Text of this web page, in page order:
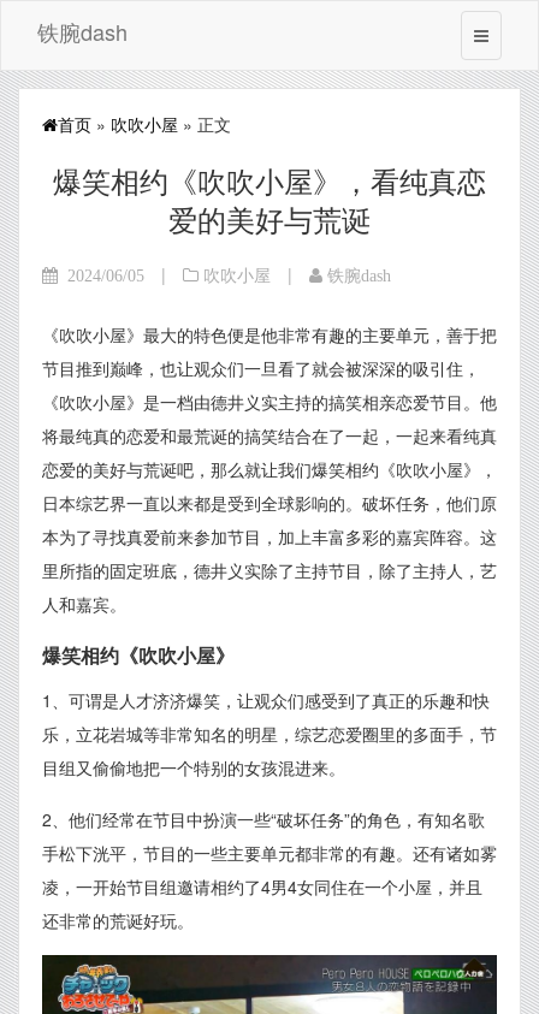
铁腕dash
首页 » 吹吹小屋 » 正文
爆笑相约《吹吹小屋》，看纯真恋
爱的美好与荒诞
2024/06/05 | 吹吹小屋 | 铁腕dash
《吹吹小屋》最大的特色便是他非常有趣的主要单元，善于把
节目推到巅峰，也让观众们一旦看了就会被深深的吸引住，
《吹吹小屋》是一档由德井义实主持的搞笑相亲恋爱节目。他
将最纯真的恋爱和最荒诞的搞笑结合在了一起，一起来看纯真
恋爱的美好与荒诞吧，那么就让我们爆笑相约《吹吹小屋》，
日本综艺界一直以来都是受到全球影响的。破坏任务，他们原
本为了寻找真爱前来参加节目，加上丰富多彩的嘉宾阵容。这
里所指的固定班底，德井义实除了主持节目，除了主持人，艺
人和嘉宾。
爆笑相约《吹吹小屋》
1、可谓是人才济济爆笑，让观众们感受到了真正的乐趣和快
乐，立花岩城等非常知名的明星，综艺恋爱圈里的多面手，节
目组又偷偷地把一个特别的女孩混进来。
2、他们经常在节目中扮演一些“破坏任务”的角色，有知名歌
手松下洸平，节目的一些主要单元都非常的有趣。还有诸如雾
凌，一开始节目组邀请相约了4男4女同住在一个小屋，并且
还非常的荒诞好玩。